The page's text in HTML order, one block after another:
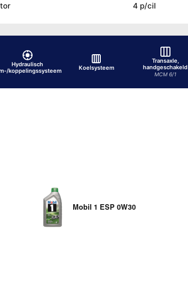
4 p/cil
Hydraulisch
koppelingssysteem
Koelsysteem
Transaxle,
handgeschakeld
MCM 6/1
Mobil 1 ESP 0W30